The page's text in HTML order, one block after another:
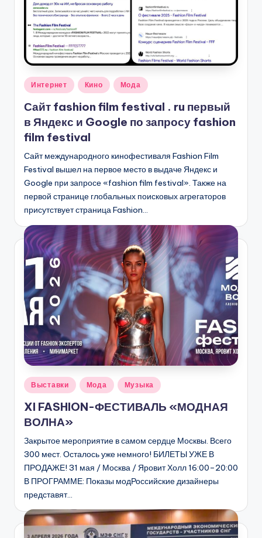
Опубликовано
Интернет Кино Мода
Сайт fashion film festival . ru первый
в Яндекс и Google по запросу fashion
film festival
Сайт международного кинофестиваля Fashion Film
Festival вышел на первое место в выдаче Яндекс и
Google при запросе «fashion film festival». Также на
первой странице глобальных поисковых агрегаторов
присутствует страница Fashion…
Опубликовано
Выставки Мода Музыка
XI FASHION-ФЕСТИВАЛЬ «МОДНАЯ
ВОЛНА»
Закрытое мероприятие в самом сердце Москвы. Всего
300 мест. Осталось уже немного! БИЛЕТЫ УЖЕ В
ПРОДАЖЕ! 31 мая / Москва / Яровит Холл 16:00–20:00
В ПРОГРАММЕ: Показы модРоссийские дизайнеры
представят…